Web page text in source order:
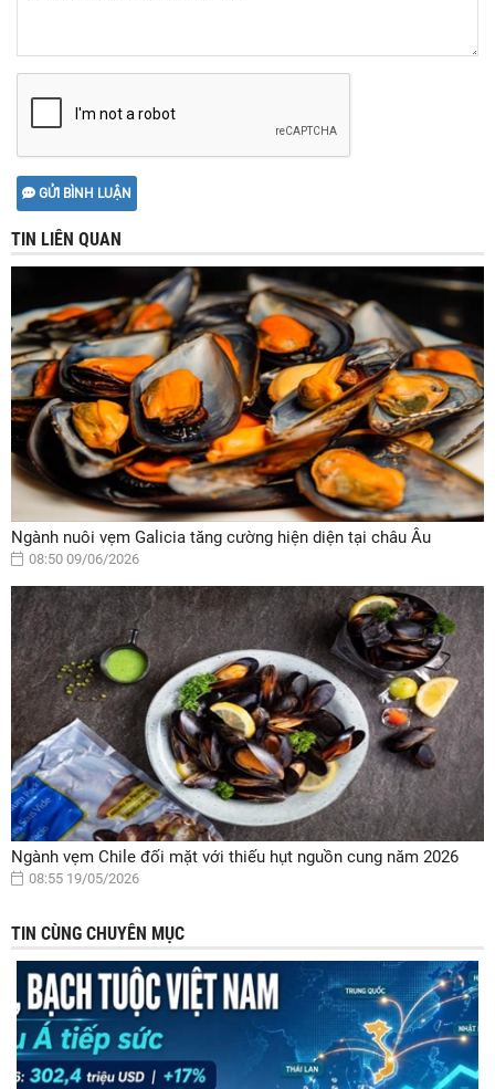
GỬI BÌNH LUẬN
TIN LIÊN QUAN
Ngành nuôi vẹm Galicia tăng cường hiện diện tại châu Âu
08:50 09/06/2026
Ngành vẹm Chile đối mặt với thiếu hụt nguồn cung năm 2026
08:55 19/05/2026
TIN CÙNG CHUYÊN MỤC